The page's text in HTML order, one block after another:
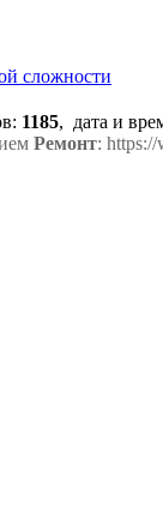
сложности
: 1185, дата и
Ремонт: